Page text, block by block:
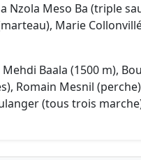
Nzola Meso Ba (triple
Marie
Baala (1500 m),
Romain Mesnil
(tous trois